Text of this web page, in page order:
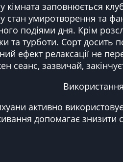
кімната заповнюється
стан умиротворення та
подіями дня. Крім
та турботи. Сорт
ефект релаксації не
сеанс, зазвичай,
активно
допомагає знизити